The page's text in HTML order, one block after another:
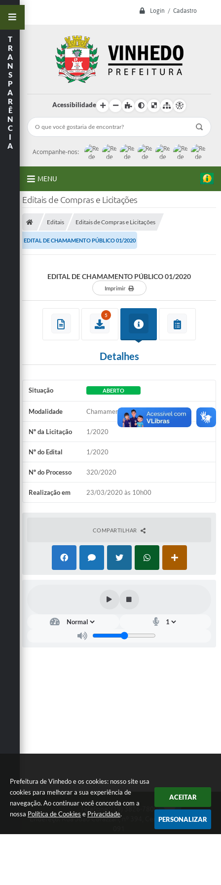
Prefeitura de Vinhedo e os cookies: nosso site usa
cookies para melhorar a sua experiência de
navegação. Ao continuar você concorda com a
nossa Política de Cookies e Privacidade.
ACEITAR
PERSONALIZAR
Login / Cadastro
Acessibilidade
Acompanhe-nos:
MENU
A Prefeitura
Secretarias
Telefones
Inclusão e Acessibilidade
Cidadão
Transporte Coletivo Municipal (Horários e
Itinerários)
Normas e Legislação
Diário Oficial
Defesa Civil
Convênios Terceiro Setor
Sistema de Protocolo
Listagem dos CEPs de Vinhedo
Associação dos Servidores Públicos Municipais de
Vinhedo
Serviços Online
T
R
A
N
S
P
A
R
Ê
N
C
I
A
Editais de Compras e Licitações
Editais Editais de Compras e Licitações
EDITAL DE CHAMAMENTO PÚBLICO 01/2020
EDITAL DE CHAMAMENTO PÚBLICO 01/2020
Imprimir
5
Detalhes
Situação ABERTO
Modalidade Chamamento Público
Nº da Licitação 1/2020
Nº do Edital 1/2020
Nº do Processo 320/2020
Realização em 23/03/2020 às 10h00
COMPARTILHAR
Telefone: (19) 3826-7800
Endereço: Rua João Corazzari, nº 394, Centro | CEP: 13280-